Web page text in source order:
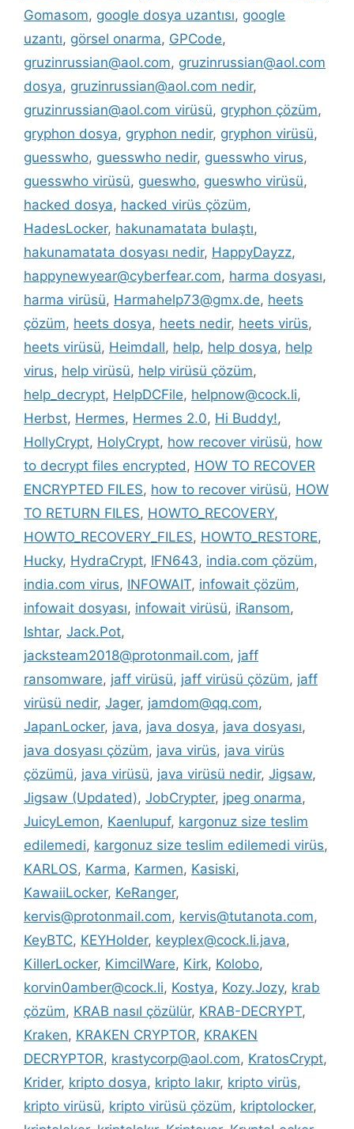
Gomasom, google dosya uzantısı, google
uzantı, görsel onarma, GPCode,
gruzinrussian@aol.com, gruzinrussian@aol.com
dosya, gruzinrussian@aol.com nedir,
gruzinrussian@aol.com virüsü, gryphon çözüm,
gryphon dosya, gryphon nedir, gryphon virüsü,
guesswho, guesswho nedir, guesswho virus,
guesswho virüsü, gueswho, gueswho virüsü,
hacked dosya, hacked virüs çözüm,
HadesLocker, hakunamatata bulaştı,
hakunamatata dosyası nedir, HappyDayzz,
happynewyear@cyberfear.com, harma dosyası,
harma virüsü, Harmahelp73@gmx.de, heets
çözüm, heets dosya, heets nedir, heets virüs,
heets virüsü, Heimdall, help, help dosya, help
virus, help virüsü, help virüsü çözüm,
help_decrypt, HelpDCFile, helpnow@cock.li,
Herbst, Hermes, Hermes 2.0, Hi Buddy!,
HollyCrypt, HolyCrypt, how recover virüsü, how
to decrypt files encrypted, HOW TO RECOVER
ENCRYPTED FILES, how to recover virüsü, HOW
TO RETURN FILES, HOWTO_RECOVERY,
HOWTO_RECOVERY_FILES, HOWTO_RESTORE,
Hucky, HydraCrypt, IFN643, india.com çözüm,
india.com virus, INFOWAIT, infowait çözüm,
infowait dosyası, infowait virüsü, iRansom,
Ishtar, Jack.Pot,
jacksteam2018@protonmail.com, jaff
ransomware, jaff virüsü, jaff virüsü çözüm, jaff
virüsü nedir, Jager, jamdom@qq.com,
JapanLocker, java, java dosya, java dosyası,
java dosyası çözüm, java virüs, java virüs
çözümü, java virüsü, java virüsü nedir, Jigsaw,
Jigsaw (Updated), JobCrypter, jpeg onarma,
JuicyLemon, Kaenlupuf, kargonuz size teslim
edilemedi, kargonuz size teslim edilemedi virüs,
KARLOS, Karma, Karmen, Kasiski,
KawaiiLocker, KeRanger,
kervis@protonmail.com, kervis@tutanota.com,
KeyBTC, KEYHolder, keyplex@cock.li.java,
KillerLocker, KimcilWare, Kirk, Kolobo,
korvin0amber@cock.li, Kostya, Kozy.Jozy, krab
çözüm, KRAB nasıl çözülür, KRAB-DECRYPT,
Kraken, KRAKEN CRYPTOR, KRAKEN
DECRYPTOR, krastycorp@aol.com, KratosCrypt,
Krider, kripto dosya, kripto lakır, kripto virüs,
kripto virüsü, kripto virüsü çözüm, kriptolocker,